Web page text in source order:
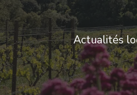
Actualités